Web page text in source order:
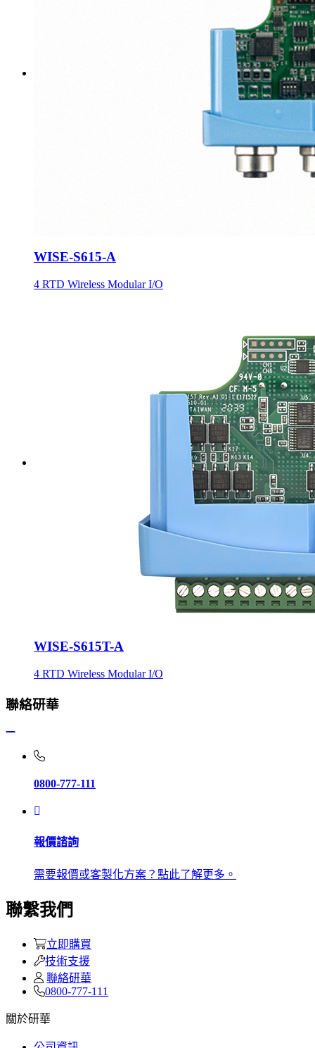
WISE-S615-A
4 RTD Wireless Modular I/O
WISE-S615T-A
4 RTD Wireless Modular I/O
聯絡研華
0800-777-111
報價諮詢
需要報價或客製化方案？點此了解更多。
聯繫我們
立即購買
技術支援
聯絡研華
0800-777-111
關於研華